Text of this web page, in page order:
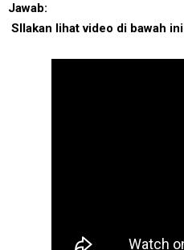
Jawab:
SIlakan lihat video di bawah ini